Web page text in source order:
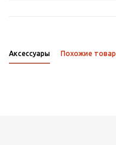
Аксессуары Похожие